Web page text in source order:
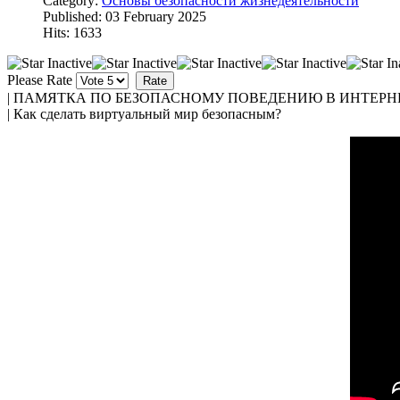
Published: 03 February 2025
Hits: 1633
Please Rate
| ПАМЯТКА ПО БЕЗОПАСНОМУ ПОВЕДЕНИЮ В
| Как сделать виртуальный мир безопасным?